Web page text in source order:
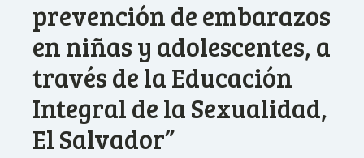
prevención de embarazos
en niñas y adolescentes, a
través de la Educación
Integral de la Sexualidad,
El Salvador”